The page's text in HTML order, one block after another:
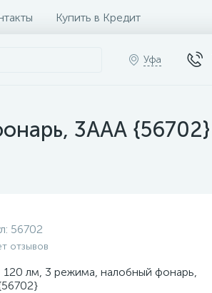
Купить в Кредит
Уфа
3ААА {56702}
56702
отзывов
120 лм, 3 режима, налобный фонарь,